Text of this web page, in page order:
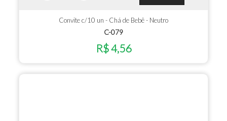
Convite c/10 un - Chá de Bebê - Neutro
C-079
R$ 4,56